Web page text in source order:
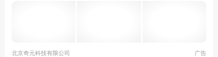
北京奇元科技有限公司 广告